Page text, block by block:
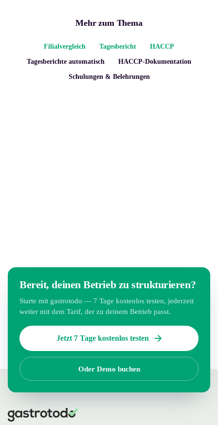
Mehr zum Thema
Filialvergleich Tagesbericht
HACCP
Tagesberichte automatisch
HACCP-Dokumentation
Schulungen & Belehrungen
Bereit, deinen Betrieb zu strukturieren?
Starte mit gastrotodo — 7 Tage kostenlos testen, jederzeit
weiter mit dem Tarif, der zu deinem Betrieb passt.
Jetzt 7 Tage kostenlos testen
Oder Demo buchen